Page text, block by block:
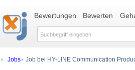
Bewertungen Bewerten
Jobs Job bei HY-LINE Communication